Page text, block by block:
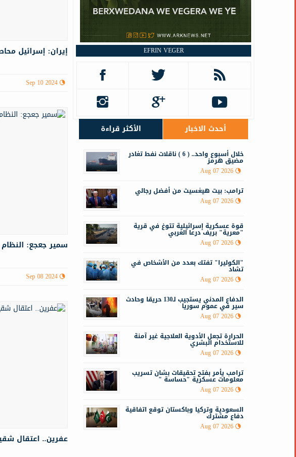
إيران: إسرائيل
Sep 10 2024
سمير جعجع: النظام
Sep 08 2024
عفرين.. اعتقال
EFRIN VEGER
أحدث الاخبار الأكثر قراءة
خلال أسبوع واحد.. ( 6 ) ناقلات نفط تغادر
مضيق هرمز
Aug 07 2026
ترامب: بيت هيغسيث من أفضل رجالي
Aug 07 2026
قوة عسكرية إسرائيلية تتوغ في قرية
"معرية" بريف درعا الغربي
Aug 07 2026
"الكوليرا" تفتك بعدد من الأشخاص في
تشاد
Aug 07 2026
الدفاع المدني يستجيب لـ130 حريقا وحادث
سير في عموم سوريا
Aug 07 2026
الحرارة تجعل الأدوية العلاجية غير آمنة
للاستخدام البشري
Aug 07 2026
ترامب يأمر بفتح تحقيقات بشان تسريب
معلومات عسكرية "حساسة "
Aug 07 2026
السعودية وتركيا وباكستان توقع اتفاقية
دفاع مشترك
Aug 07 2026